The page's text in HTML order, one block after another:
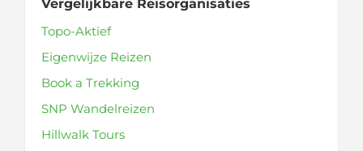
Vergelijkbare Reisorganisaties
Topo-Aktief
Eigenwijze Reizen
Book a Trekking
SNP Wandelreizen
Hillwalk Tours